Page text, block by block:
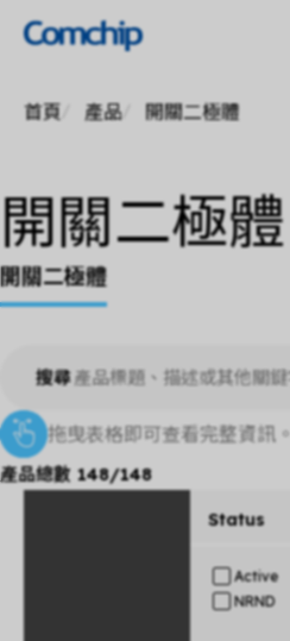
產品
開關二極體
靜電放電保護元件
瞬態電壓抑制二極體
電晶體
橋式整流器
高頻二極體
車用電子
Other
技術能力
研究與開發
生產製造
測試技術
EHS政策
檢視
關於典琦
典琦大事紀
代理商
新聞
檢視
公司新聞
產品新聞
首頁 產品 開關二極體
開關二極體
開關二極體
搜尋
拖曳表格即可查看完整資訊。
產品總數 148/148
Status
Active
NRND